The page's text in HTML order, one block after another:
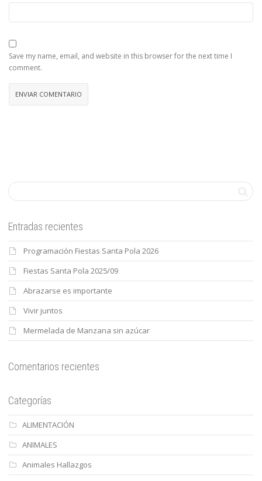
Save my name, email, and website in this browser for the next time I
comment.
Entradas recientes
Programación Fiestas Santa Pola 2026
Fiestas Santa Pola 2025/09
Abrazarse es importante
Vivir juntos
Mermelada de Manzana sin azúcar
Comentarios recientes
Categorías
ALIMENTACIÓN
ANIMALES
Animales Hallazgos